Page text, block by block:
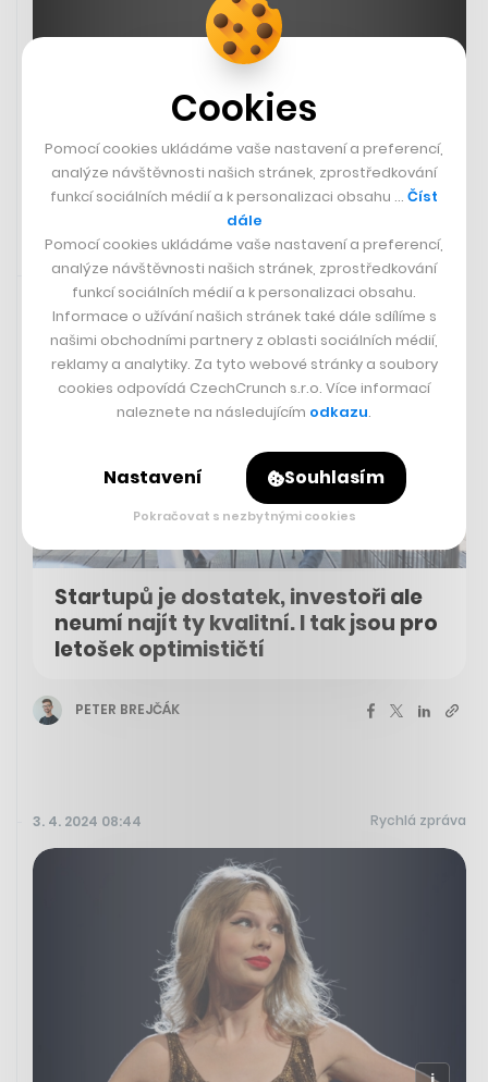
3. 4. 2024 09:00
Startupů je dostatek, investoři ale
neumí najít ty kvalitní. I tak jsou pro
letošek optimističtí
PETER BREJČÁK
3. 4. 2024 08:44 Rychlá zpráva
Cookies
Pomocí cookies ukládáme vaše nastavení a preferencí,
analýze návštěvnosti našich stránek, zprostředkování
funkcí sociálních médií a k personalizaci obsahu … Číst
dále
Pomocí cookies ukládáme vaše nastavení a preferencí,
analýze návštěvnosti našich stránek, zprostředkování
funkcí sociálních médií a k personalizaci obsahu.
Informace o užívání našich stránek také dále sdílíme s
našimi obchodními partnery z oblasti sociálních médií,
reklamy a analytiky. Za tyto webové stránky a soubory
cookies odpovídá CzechCrunch s.r.o. Více informací
naleznete na následujícím odkazu.
Nastavení Souhlasím
Pokračovat s nezbytnými cookies